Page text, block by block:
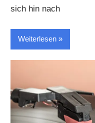
sich hin nach
Weiterlesen